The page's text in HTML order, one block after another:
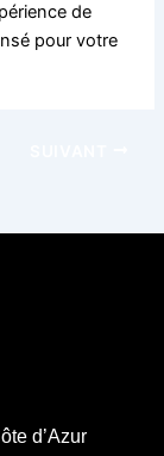
de
pour votre
d’Azur